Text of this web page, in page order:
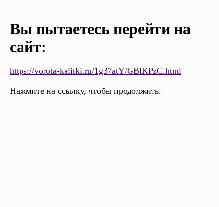
Вы пытаетесь перейти на
сайт:
https://vorota-kalitki.ru/1g37atY/GBlKPzC.html
Нажмите на ссылку, чтобы продолжить.